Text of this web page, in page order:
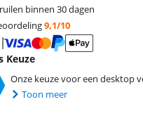
ruilen binnen 30 dagen
9,1/10
Keuze
Onze keuze voor een desktop
Toon meer